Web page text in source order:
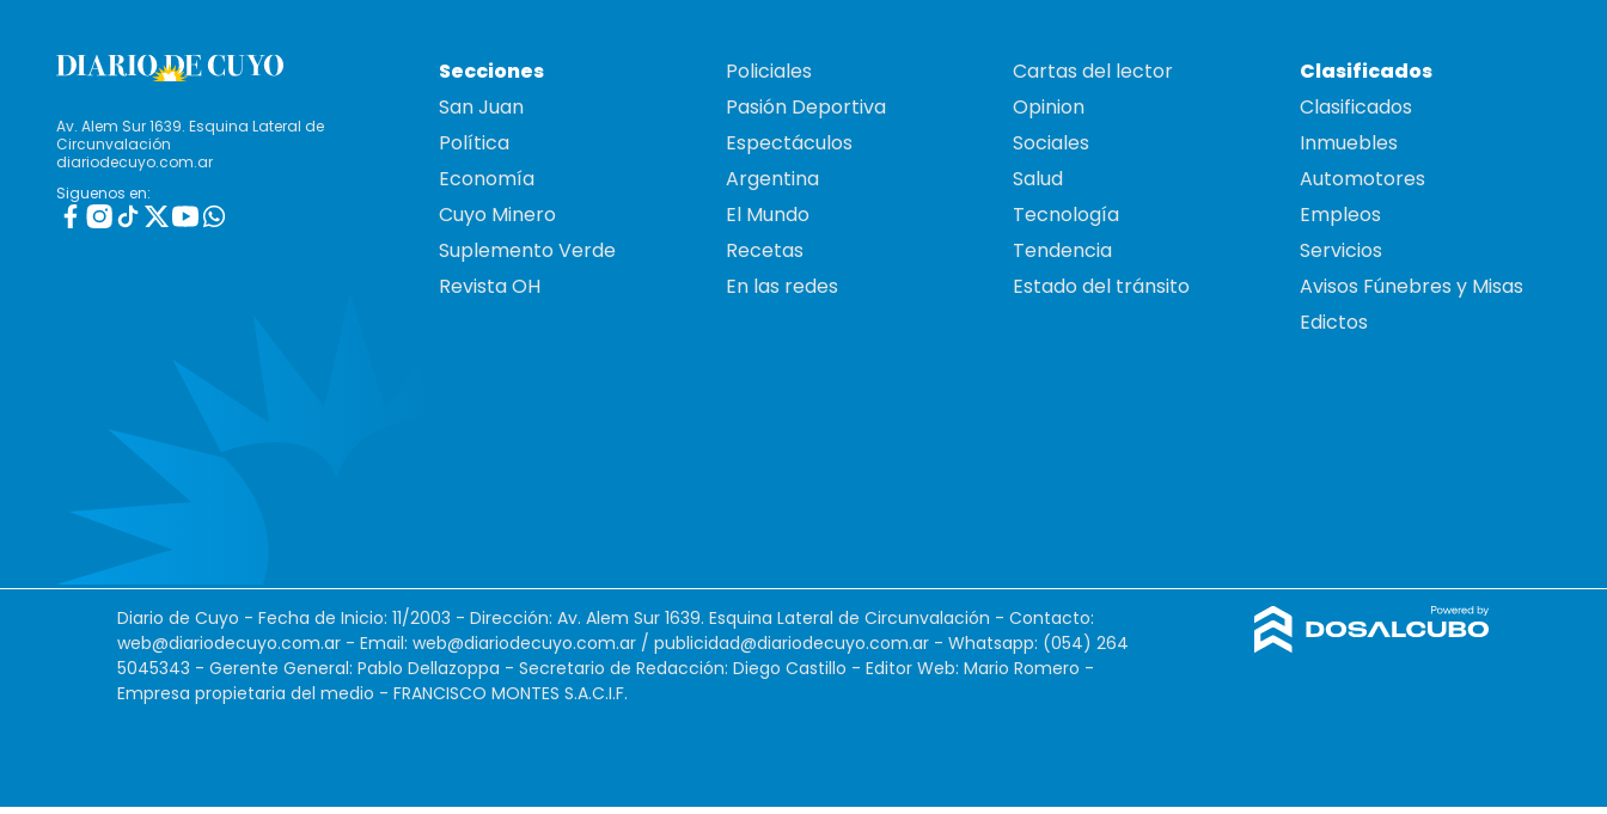
Av. Alem Sur 1639. Esquina Lateral de
Circunvalación
diariodecuyo.com.ar
Siguenos en:
Secciones
San Juan
Política
Economía
Cuyo Minero
Suplemento Verde
Revista OH
Policiales
Pasión Deportiva
Espectáculos
Argentina
El Mundo
Recetas
En las redes
Cartas del lector
Opinion
Sociales
Salud
Tecnología
Tendencia
Estado del tránsito
Clasificados
Clasificados
Inmuebles
Automotores
Empleos
Servicios
Avisos Fúnebres y Misas
Edictos
Diario de Cuyo - Fecha de Inicio: 11/2003 - Dirección: Av. Alem Sur 1639. Esquina Lateral de Circunvalación - Contacto:
web@diariodecuyo.com.ar - Email: web@diariodecuyo.com.ar / publicidad@diariodecuyo.com.ar - Whatsapp: (054) 264
5045343 - Gerente General: Pablo Dellazoppa - Secretario de Redacción: Diego Castillo - Editor Web: Mario Romero -
Empresa propietaria del medio - FRANCISCO MONTES S.A.C.I.F.